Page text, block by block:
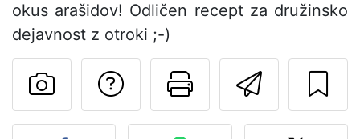
okus arašidov! Odličen recept za družinsko
dejavnost z otroki ;-)
Pošlji
Natisni to
Postavite
Objavite svojo fotografijo